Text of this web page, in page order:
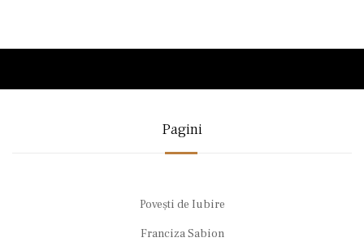
Pagini
Povești de Iubire
Franciza Sabion